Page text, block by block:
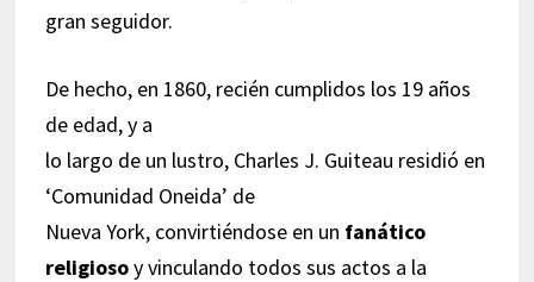
gran seguidor.
De hecho, en 1860, recién cumplidos los 19 años
de edad, y a
lo largo de un lustro, Charles J. Guiteau residió en
‘Comunidad Oneida’ de
Nueva York, convirtiéndose en un fanático
religiosoy vinculando todos sus actos a la